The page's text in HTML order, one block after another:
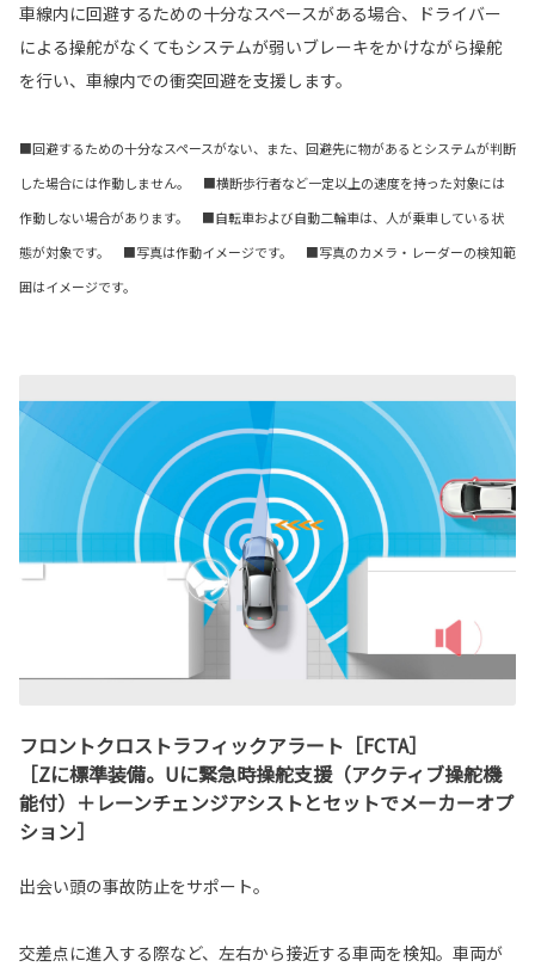
車線内に回避するための十分なスペースがある場合、ドライバー
による操舵がなくてもシステムが弱いブレーキをかけながら操舵
を行い、車線内での衝突回避を支援します。
■回避するための十分なスペースがない、また、回避先に物があるとシステムが判断
した場合には作動しません。 ■横断歩行者など一定以上の速度を持った対象には
作動しない場合があります。 ■自転車および自動二輪車は、人が乗車している状
態が対象です。 ■写真は作動イメージです。 ■写真のカメラ・レーダーの検知範
囲はイメージです。
フロントクロストラフィックアラート［FCTA］
［Zに標準装備。Uに緊急時操舵支援（アクティブ操舵機
能付）＋レーンチェンジアシストとセットでメーカーオプ
ション］
出会い頭の事故防止をサポート。
交差点に進入する際など、左右から接近する車両を検知。車両が